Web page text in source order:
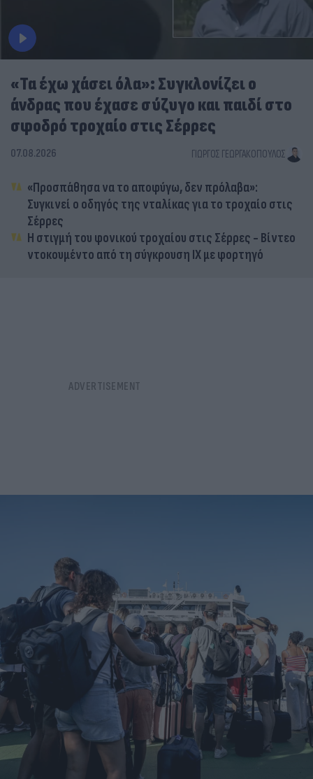
«Τα έχω χάσει όλα»: Συγκλονίζει ο
άνδρας που έχασε σύζυγο και παιδί στο
σφοδρό τροχαίο στις Σέρρες
07.08.2026 ΓΙΏΡΓΟΣ ΓΕΩΡΓΑΚΌΠΟΥΛΟΣ
«Προσπάθησα να το αποφύγω, δεν πρόλαβα»:
Συγκινεί ο οδηγός της νταλίκας για το τροχαίο στις
Σέρρες
Η στιγμή του φονικού τροχαίου στις Σέρρες - Βίντεο
ντοκουμέντο από τη σύγκρουση ΙΧ με φορτηγό